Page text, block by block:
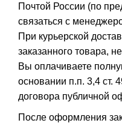
Почтой России (по
связаться с
При курьерской
заказанного товара,
Вы оплачиваете
основании п.п. 3,4 ст.
договора публичной
После оформления